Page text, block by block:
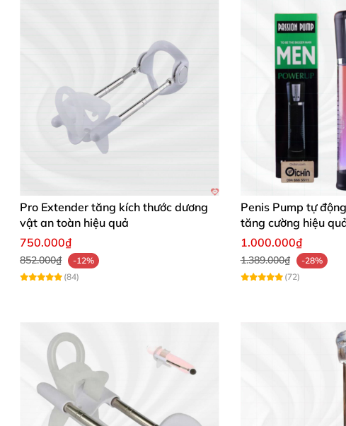
Pro Extender tăng kích thước dương
vật an toàn hiệu quả
750.000₫
852.000₫
-12%
(84)
Penis Pump tự
tăng cường hiệu
1.000.000₫
1.389.000₫
-28%
(72)